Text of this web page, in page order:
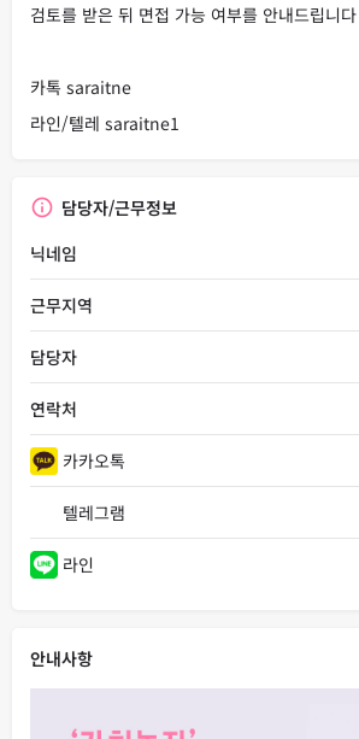
검토를 받은 뒤 면접 가능 여부를 안내드립니다
카톡 saraitne
라인/텔레 saraitne1
담당자/근무정보
닉네임
근무지역
담당자
연락처
카카오톡
텔레그램
라인
안내사항